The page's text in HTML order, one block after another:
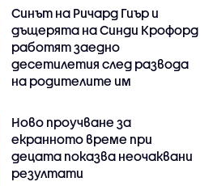
Синът на Ричард Гиър и
дъщерята на Синди Крофорд
работят заедно
десетилетия след развода
на родителите им
Ново проучване за
екранното време при
децата показва неочаквани
резултати